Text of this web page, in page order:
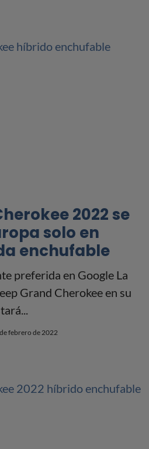
2022 se
solo en
enchufable
preferida en Google La
Grand Cherokee en su
febrero de 2022